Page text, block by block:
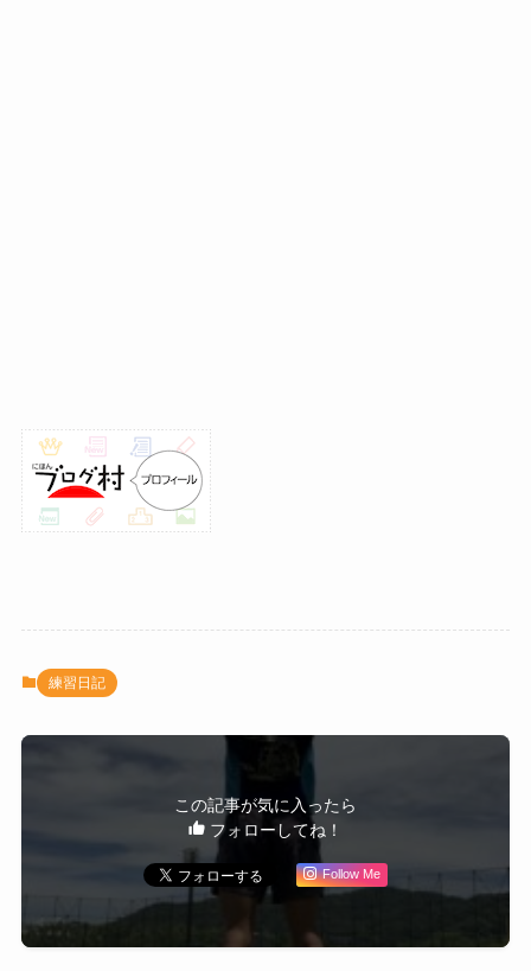
練習日記
この記事が気に入ったら
フォローしてね！
Follow Me